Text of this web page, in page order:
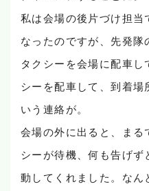
私は会場の後片づけ担当
なったのですが、先発
タクシーを会場に配車
シーを配車して、到着場
いう連絡が。
会場の外に出ると、まる
シーが待機、何も告げ
動してくれました。な